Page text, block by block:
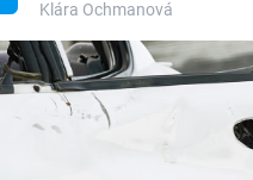
Klára Ochmanová